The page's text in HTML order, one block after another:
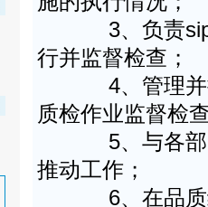
3、负责sip的
行并监督检查；
4、管理并推
质检作业监督检
5、与各部门
推动工作；
6、在品质经